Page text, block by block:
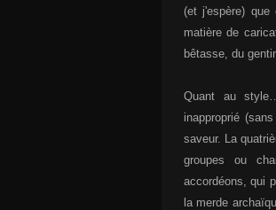
(et j'espère)
matière de
bêtasse, du
Quant au
inapproprié
saveur. La
groupes ou
accordéons, qui
la merde